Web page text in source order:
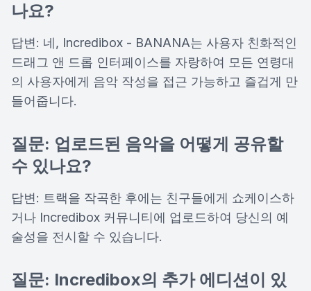
나요?
답변: 네, Incredibox - BANANA는 사용자 친화적인
드래그 앤 드롭 인터페이스를 자랑하여 모든 연령대
의 사용자에게 음악 작성을 접근 가능하고 즐겁게 만
들어줍니다.
질문: 업로드된 음악을 어떻게 공유할
수 있나요?
답변: 트랙을 작곡한 후에는 친구들에게 쇼케이스하
거나 Incredibox 커뮤니티에 업로드하여 당신의 예
술성을 전시할 수 있습니다.
질문: Incredibox의 추가 에디션이 있